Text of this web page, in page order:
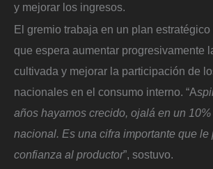
y mejorar los ingresos.
El gremio trabaja en un plan
que espera aumentar progresivamente
cultivada y mejorar la participación de
nacionales en el consumo interno. “A
años hayamos crecido, ojalá en un
nacional. Es una cifra importante que le
confianza al productor”, sostuvo.